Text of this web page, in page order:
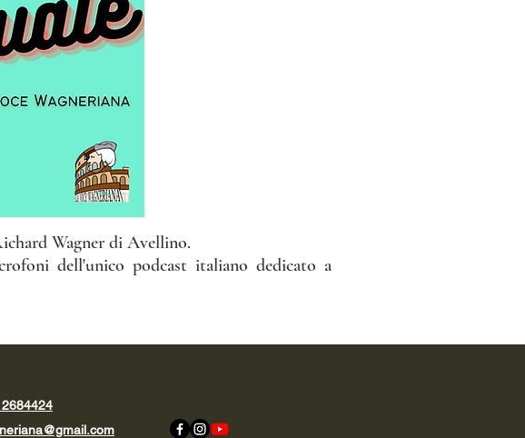
Wagner di Avellino.
dell'unico podcast italiano dedicato a